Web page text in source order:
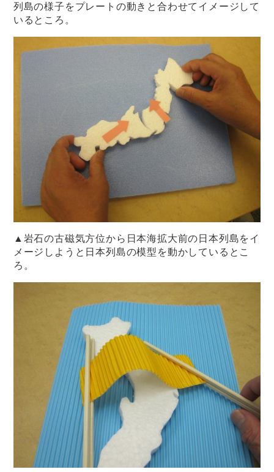
列島の様子をプレートの動きと合わせてイメージして
いるところ。
▲岩石の古磁気方位から日本海拡大前の日本列島をイ
メージしようと日本列島の模型を動かしているとこ
ろ。